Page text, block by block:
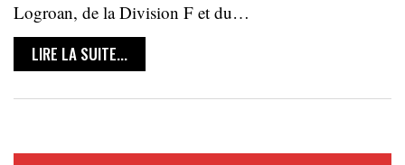
Logroan, de la Division F et du…
LIRE LA SUITE...